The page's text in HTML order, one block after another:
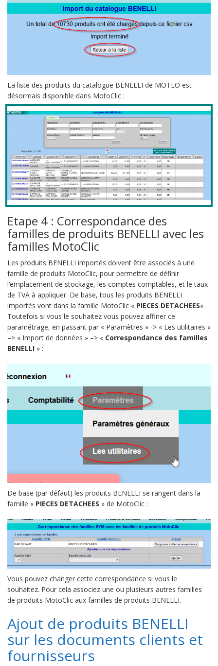
La liste des produits du catalogue BENELLI de MOTEO est
désormais disponible dans MotoClic :
Etape 4 : Correspondance des
familles de produits BENELLI avec les
familles MotoClic
Les produits BENELLI importés doivent être associés à une
famille de produits MotoClic, pour permettre de définir
l’emplacement de stockage, les comptes comptables, et le taux
de TVA à appliquer. De base, tous les produits BENELLI
importés vont dans la famille MotoClic « PIECES DETACHEES« .
Toutefois si vous le souhaitez vous pouvez affiner ce
paramétrage, en passant par « Paramètres » -> « Les utilitaires »
–> « Import de données » –> « Correspondance des familles
BENELLI » :
De base (par défaut) les produits BENELLI se rangent dans la
famille « PIECES DETACHEES » de MotoClic :
Vous pouvez changer cette correspondance si vous le
souhaitez. Pour cela associez une ou plusieurs autres familles
de produits MotoClic aux familles de produits BENELLI.
Ajout de produits BENELLI
sur les documents clients et
fournisseurs